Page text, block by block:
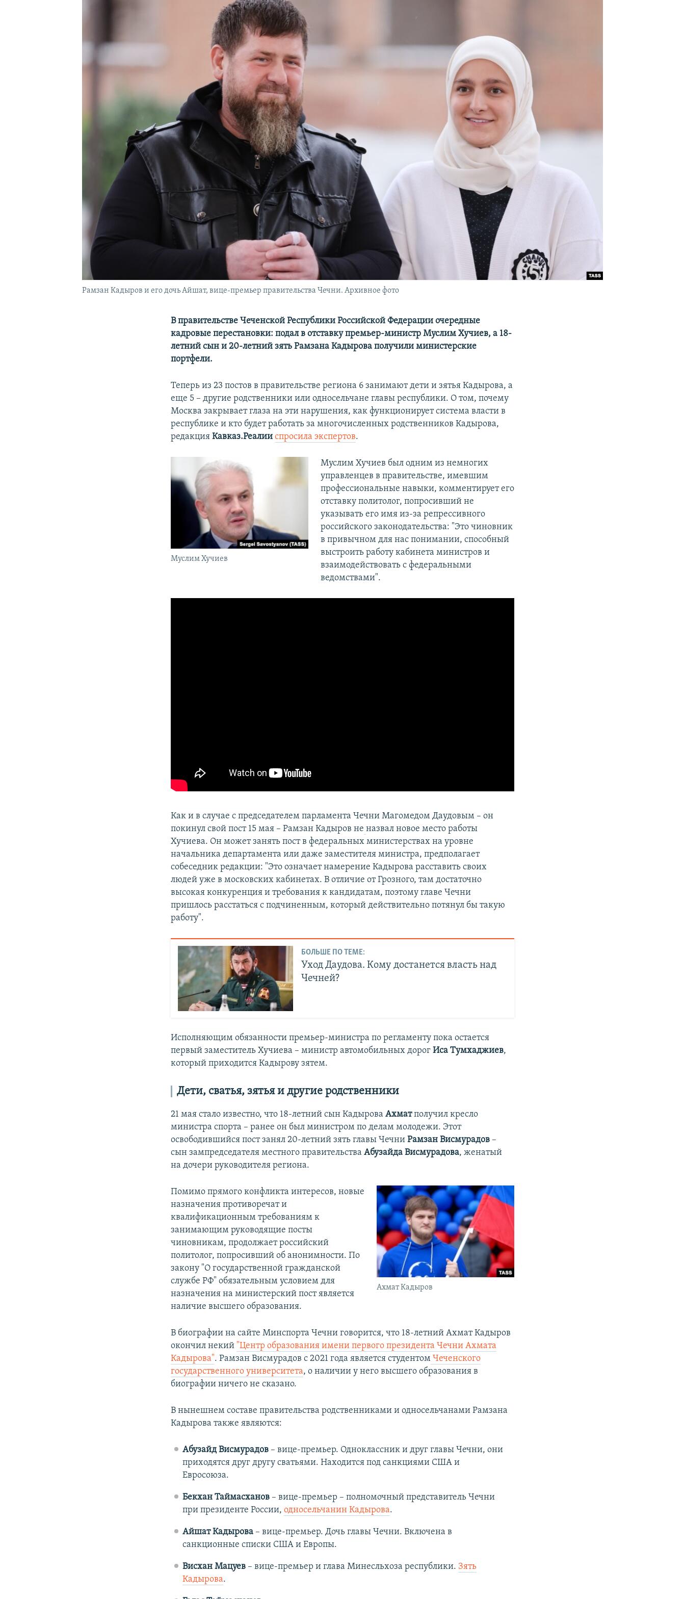
Рамзан Кадыров и его дочь Айшат, вице-премьер правительства Чечни. Архивное фото
В правительстве Чеченской Республики Российской Федерации очередные
кадровые перестановки: подал в отставку премьер-министр Муслим Хучиев, а 18-
летний сын и 20-летний зять Рамзана Кадырова получили министерские
портфели.
Теперь из 23 постов в правительстве региона 6 занимают дети и зятья Кадырова, а
еще 5 – другие родственники или односельчане главы республики. О том, почему
Москва закрывает глаза на эти нарушения, как функционирует система власти в
республике и кто будет работать за многочисленных родственников Кадырова,
редакцияКавказ.Реалииспросила экспертов.
Муслим Хучиев
Муслим Хучиев был одним из немногих
управленцев в правительстве, имевшим
профессиональные навыки, комментирует его
отставку политолог, попросивший не
указывать его имя из-за репрессивного
российского законодательства: "Это чиновник
в привычном для нас понимании, способный
выстроить работу кабинета министров и
взаимодействовать с федеральными
ведомствами".
Как и в случае с председателем парламента Чечни Магомедом Даудовым – он
покинул свой пост 15 мая – Рамзан Кадыров не назвал новое место работы
Хучиева. Он может занять пост в федеральных министерствах на уровне
начальника департамента или даже заместителя министра, предполагает
собеседник редакции: "Это означает намерение Кадырова расставить своих
людей уже в московских кабинетах. В отличие от Грозного, там достаточно
высокая конкуренция и требования к кандидатам, поэтому главе Чечни
пришлось расстаться с подчиненным, который действительно потянул бы такую
работу".
БОЛЬШЕ ПО ТЕМЕ:
Уход Даудова. Кому достанется власть над
Чечней?
Исполняющим обязанности премьер-министра по регламенту пока остается
первый заместитель Хучиева – министр автомобильных дорогИса Тумхаджиев,
который приходится Кадырову зятем.
Дети, сватья, зятья и другие родственники
21 мая стало известно, что 18-летний сын КадыроваАхматполучил кресло
министра спорта – ранее он был министром по делам молодежи. Этот
освободившийся пост занял 20-летний зять главы ЧечниРамзан Висмурадов –
сын зампредседателя местного правительства Абузайда Висмурадова, женатый
на дочери руководителя региона.
Ахмат Кадыров
Помимо прямого конфликта интересов, новые
назначения противоречат и
квалификационным требованиям к
занимающим руководящие посты
чиновникам, продолжает российский
политолог, попросивший об анонимности. По
закону "О государственной гражданской
службе РФ" обязательным условием для
назначения на министерский пост является
наличие высшего образования.
В биографии на сайте Минспорта Чечни говорится, что 18-летний Ахмат Кадыров
окончил некий "Центр образования имени первого президента Чечни Ахмата
Кадырова". Рамзан Висмурадов с 2021 года является студентом Чеченского
государственного университета, о наличии у него высшего образования в
биографии ничего не сказано.
В нынешнем составе правительства родственниками и односельчанами Рамзана
Кадырова также являются:
Абузайд Висмурадов – вице-премьер. Одноклассник и друг главы Чечни, они
приходятся друг другу сватьями. Находится под санкциями США и
Евросоюза.
Бекхан Таймасханов – вице-премьер – полномочный представитель Чечни
при президенте России, односельчанин Кадырова.
Айшат Кадырова – вице-премьер. Дочь главы Чечни. Включена в
санкционные списки США и Европы.
Висхан Мацуев – вице-премьер и глава Минесльхоза республики. Зять
Кадырова.